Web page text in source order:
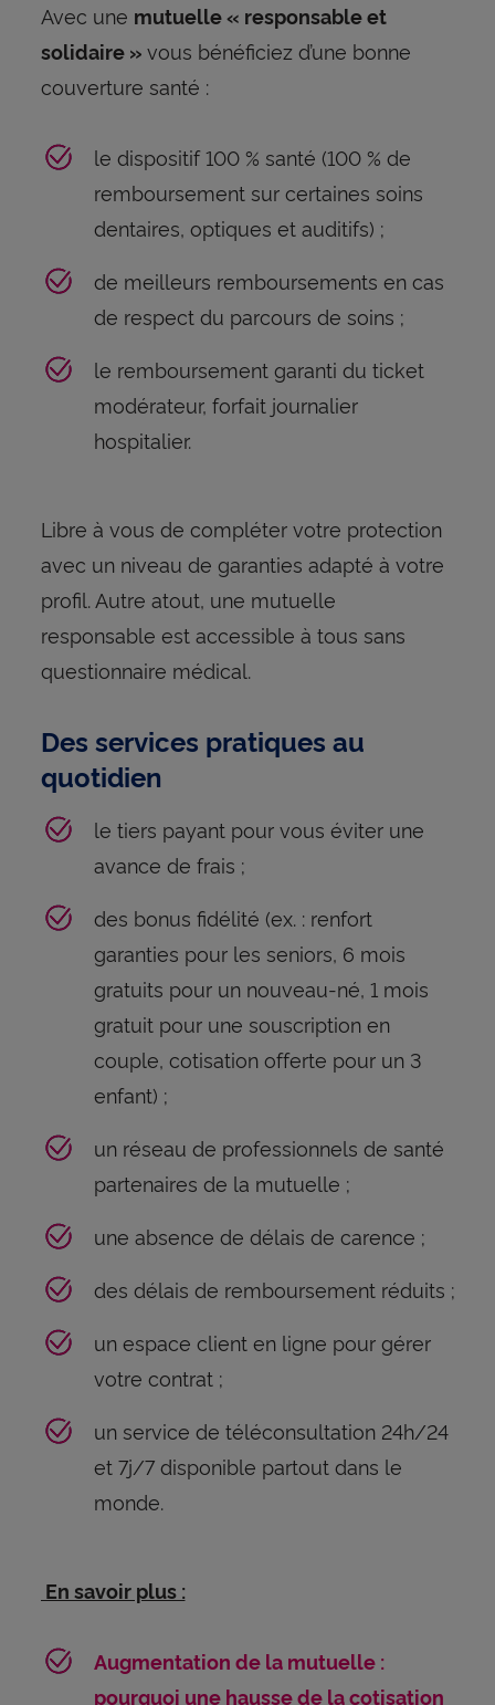
Avec une mutuelle « responsable et
solidaire » vous bénéficiez d’une bonne
couverture santé :
le dispositif 100 % santé (100 % de
remboursement sur certaines soins
dentaires, optiques et auditifs) ;
de meilleurs remboursements en cas
de respect du parcours de soins ;
le remboursement garanti du ticket
modérateur, forfait journalier
hospitalier.
Libre à vous de compléter votre protection
avec un niveau de garanties adapté à votre
profil. Autre atout, une mutuelle
responsable est accessible à tous sans
questionnaire médical.
Des services pratiques au
quotidien
le tiers payant pour vous éviter une
avance de frais ;
des bonus fidélité (ex. : renfort
garanties pour les seniors, 6 mois
gratuits pour un nouveau-né, 1 mois
gratuit pour une souscription en
couple, cotisation offerte pour un 3
enfant) ;
un réseau de professionnels de santé
partenaires de la mutuelle ;
une absence de délais de carence ;
des délais de remboursement réduits ;
un espace client en ligne pour gérer
votre contrat ;
un service de téléconsultation 24h/24
et 7j/7 disponible partout dans le
monde.
En savoir plus :
Augmentation de la mutuelle :
pourquoi une hausse de la cotisation